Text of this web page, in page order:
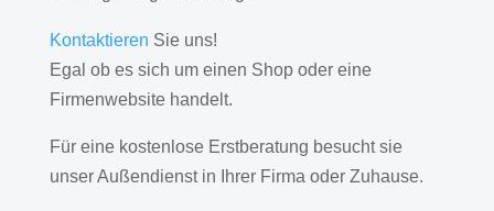
Kontaktieren Sie uns!
Egal ob es sich um einen Shop oder eine
Firmenwebsite handelt.
Für eine kostenlose Erstberatung besucht sie
unser Außendienst in Ihrer Firma oder Zuhause.